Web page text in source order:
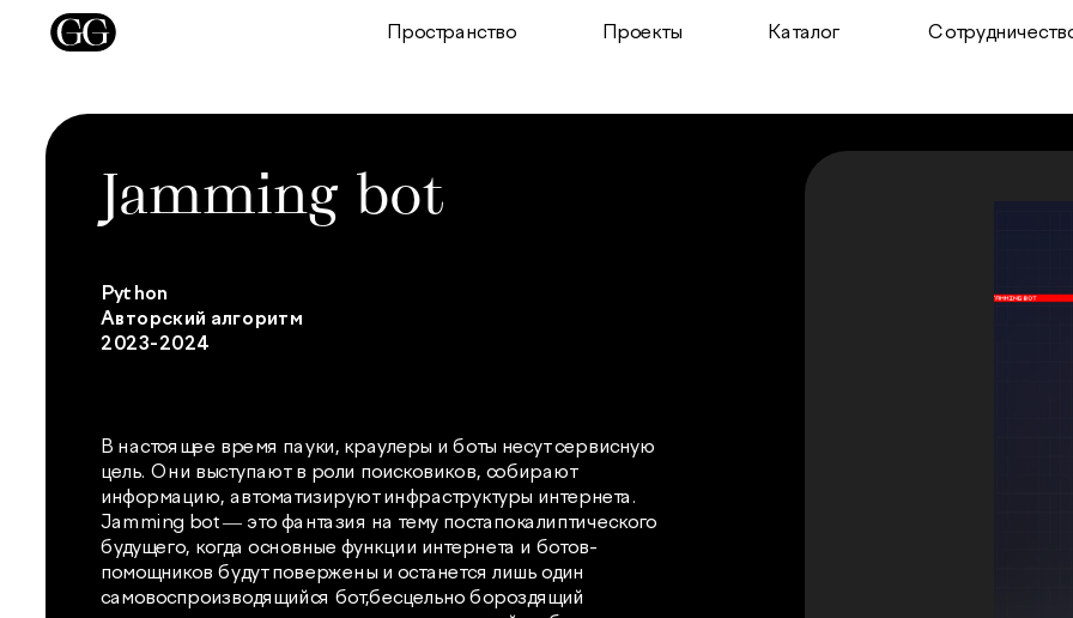
Пространство Каталог
Проекты
Jamming bot
Python
Авторский алгоритм
2023-2024
В настоящее время пауки, краулеры и боты несут сервисную
цель. Они выступают в роли поисковиков, собирают
информацию, автоматизируют инфраструктуры интернета.
Jamming bot — это фантазия на тему постапокалиптического
будущего, когда основные функции интернета и ботов-
помощников будут повержены и останется лишь один
самовоспроизводящийся бот,бесцельно бороздящий